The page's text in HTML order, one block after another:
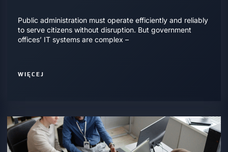
Public administration must operate efficiently and reliably
to serve citizens without disruption. But government
offices’ IT systems are complex –
WIĘCEJ